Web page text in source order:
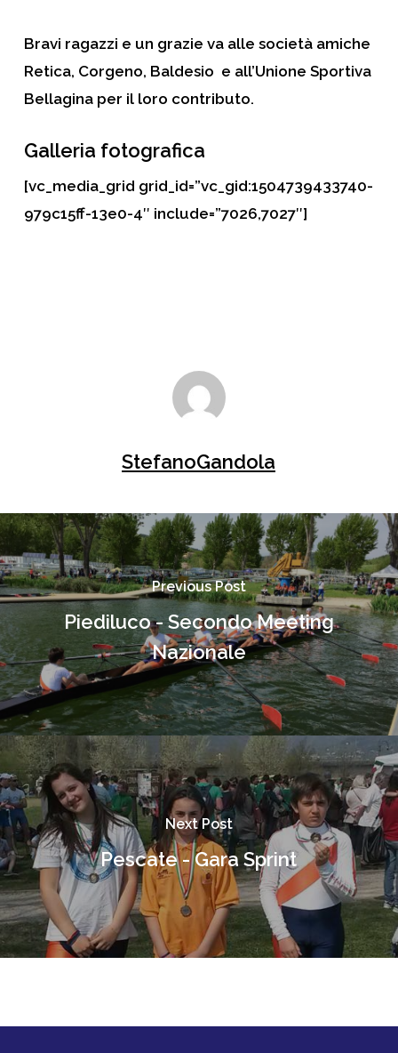
Bravi ragazzi e un grazie va alle società amiche
Retica, Corgeno, Baldesio e all’Unione Sportiva
Bellagina per il loro contributo.
Galleria fotografica
[vc_media_grid grid_id=”vc_gid:1504739433740-
979c15ff-13e0-4″ include=”7026,7027″]
StefanoGandola
Previous Post
Piediluco - Secondo Meeting
Nazionale
Next Post
Pescate - Gara Sprint